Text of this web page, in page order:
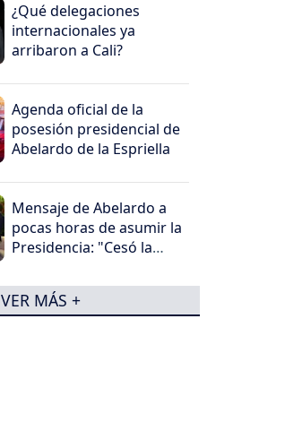
¿Qué delegaciones
internacionales ya
arribaron a Cali?
Agenda oficial de la
posesión presidencial de
Abelardo de la Espriella
Mensaje de Abelardo a
pocas horas de asumir la
Presidencia: "Cesó la
VER MÁS +